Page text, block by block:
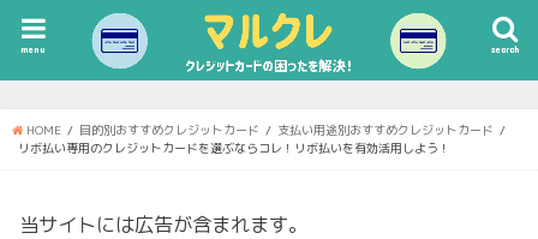
search
menu
HOME 目的別おすすめクレジットカード
支払い用途別おすすめクレジットカード
リボ払い専用のクレジットカードを選ぶならコレ！リボ払いを有効活用しよう！
当サイトには広告が含まれます。